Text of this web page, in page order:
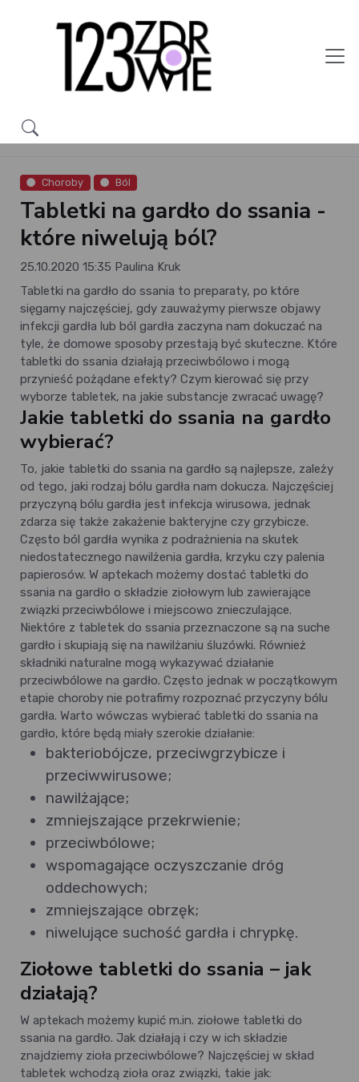
Choroby Ból
Tabletki na gardło do ssania -
które niwelują ból?
25.10.2020 15:35 Paulina Kruk
Tabletki na gardło do ssania to preparaty, po które
sięgamy najczęściej, gdy zauważymy pierwsze objawy
infekcji gardła lub ból gardła zaczyna nam dokuczać na
tyle, że domowe sposoby przestają być skuteczne. Które
tabletki do ssania działają przeciwbólowo i mogą
przynieść pożądane efekty? Czym kierować się przy
wyborze tabletek, na jakie substancje zwracać uwagę?
Jakie tabletki do ssania na gardło
wybierać?
To, jakie tabletki do ssania na gardło są najlepsze, zależy
od tego, jaki rodzaj bólu gardła nam dokucza. Najczęściej
przyczyną bólu gardła jest infekcja wirusowa, jednak
zdarza się także zakażenie bakteryjne czy grzybicze.
Często ból gardła wynika z podrażnienia na skutek
niedostatecznego nawilżenia gardła, krzyku czy palenia
papierosów. W aptekach możemy dostać tabletki do
ssania na gardło o składzie ziołowym lub zawierające
związki przeciwbólowe i miejscowo znieczulające.
Niektóre z tabletek do ssania przeznaczone są na suche
gardło i skupiają się na nawilżaniu śluzówki. Również
składniki naturalne mogą wykazywać działanie
przeciwbólowe na gardło. Często jednak w początkowym
etapie choroby nie potrafimy rozpoznać przyczyny bólu
gardła. Warto wówczas wybierać tabletki do ssania na
gardło, które będą miały szerokie działanie:
bakteriobójcze, przeciwgrzybicze i
przeciwwirusowe;
nawilżające;
zmniejszające przekrwienie;
przeciwbólowe;
wspomagające oczyszczanie dróg
oddechowych;
zmniejszające obrzęk;
niwelujące suchość gardła i chrypkę.
Ziołowe tabletki do ssania – jak
działają?
W aptekach możemy kupić m.in. ziołowe tabletki do
ssania na gardło. Jak działają i czy w ich składzie
znajdziemy zioła przeciwbólowe? Najczęściej w skład
tabletek wchodzą zioła oraz związki, takie jak: